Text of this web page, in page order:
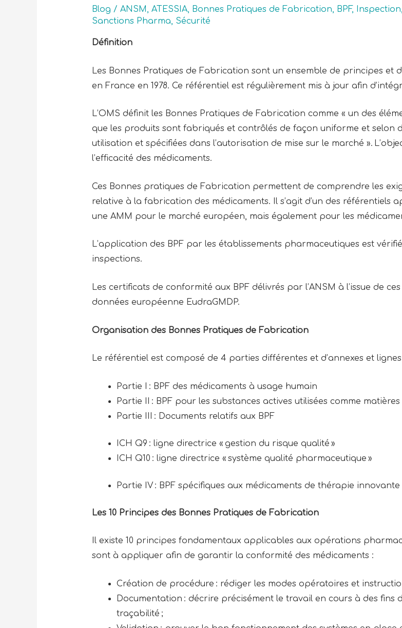
Blog / ANSM, ATESSIA, Bonnes Pratiques de Fabrication, BPF, Inspection,
Sanctions Pharma, Sécurité
Définition
Les Bonnes Pratiques de Fabrication sont un ensemble de principes et
en France en 1978. Ce référentiel est régulièrement mis à jour afin
L’OMS définit les Bonnes Pratiques de Fabrication comme « un des
que les produits sont fabriqués et contrôlés de façon uniforme et selon
utilisation et spécifiées dans l’autorisation de mise sur le marché ».
l’efficacité des médicaments.
Ces Bonnes pratiques de Fabrication permettent de comprendre les
relative à la fabrication des médicaments. Il s’agit d’un des référentiels
une AMM pour le marché européen, mais également pour les
L’application des BPF par les établissements pharmaceutiques est
inspections.
Les certificats de conformité aux BPF délivrés par l’ANSM à l’issue de
données européenne EudraGMDP.
Organisation des Bonnes Pratiques de Fabrication
Le référentiel est composé de 4 parties différentes et d’annexes et
Partie I : BPF des médicaments à usage humain
Partie II : BPF pour les substances actives utilisées comme
Partie III : Documents relatifs aux BPF
ICH Q9 : ligne directrice « gestion du risque qualité »
ICH Q10 : ligne directrice « système qualité pharmaceutique »
Partie IV : BPF spécifiques aux médicaments de thérapie innovante
Les 10 Principes des Bonnes Pratiques de Fabrication
Il existe 10 principes fondamentaux applicables aux opérations
sont à appliquer afin de garantir la conformité des médicaments :
Création de procédure : rédiger les modes opératoires et
Documentation : décrire précisément le travail en cours à des fins
traçabilité ;